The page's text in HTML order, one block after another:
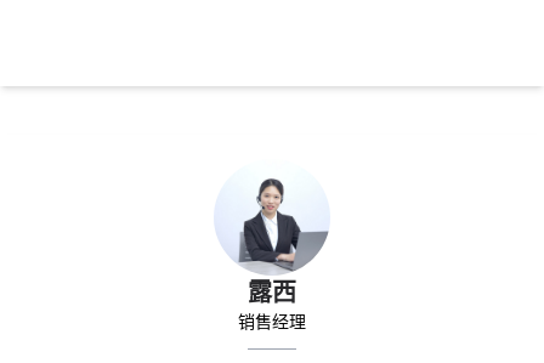
露西
销售经理